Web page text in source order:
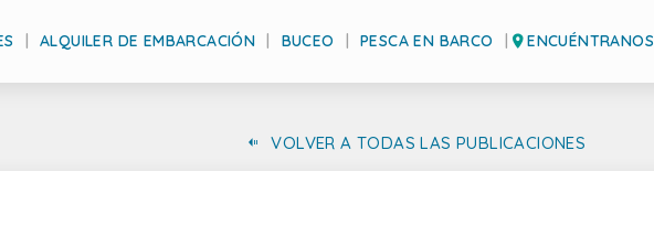
ALQUILER DE EMBARCACIÓN BUCEO PESCA EN BARCO ENCUÉNTRANOS
VOLVER A TODAS LAS PUBLICACIONES